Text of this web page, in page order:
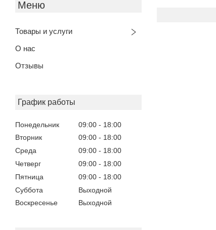
Товары и услуги
О нас
Отзывы
График работы
Понедельник 09:00
18:00
Вторник
09:00
18:00
Среда
09:00
18:00
Четверг
09:00
18:00
Пятница
09:00
18:00
Суббота
Выходной
Воскресенье
Выходной